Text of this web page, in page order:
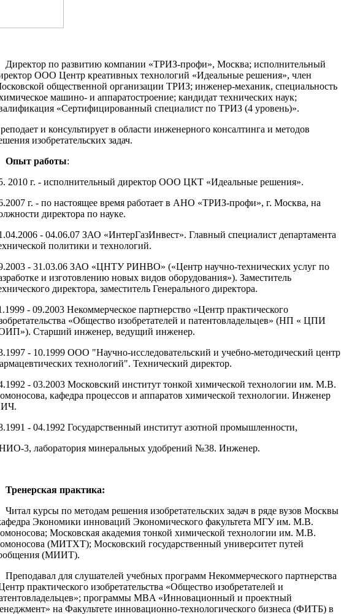
по развитию компании «ТРИЗ-профи», Москва; исполнительный
ООО Центр креативных технологий «Идеальные решения», член
общественной организации ТРИЗ; инженер-механик, специальность
машино- и аппаратостроение; кандидат технических наук;
«Сертифицированный специалист по ТРИЗ (4 уровень)».
и консультирует в области инженерного консалтинга и методов
изобретательских задач.
работы:
2010 г. - исполнительный директор ООО ЦКТ «Идеальные решения».
г. - по настоящее время работает в АНО «ТРИЗ-профи», г. Москва, на
директора по науке.
- 04.06.07 ЗАО «ИнтерГазИнвест». Главный специалист департамента
политики и технологий.
- 31.03.06 ЗАО «ЦНТУ РИНВО» («Центр научно-технических услуг по
и изготовлению новых видов оборудования»). Заместитель
директора, заместитель Генерального директора.
- 09.2003 Некоммерческое партнерство «Центр практического
«Общество изобретателей и патентовладельцев» (НП « ЦПИ
Старший инженер, ведущий инженер.
- 10.1999 ООО "Научно-исследовательский и учебно-методический центр
технологий". Технический директор.
- 03.2003 Московский институт тонкой химической технологии им. М.В.
кафедра процессов и аппаратов химической технологии. Инженер
- 04.1992 Государственный институт азотной промышленности,
3, лаборатория минеральных удобрений №38. Инженер.
практика:
курсы по методам решения изобретательских задач в ряде вузов Москвы
Экономики инноваций Экономического факультета МГУ им. М.В.
Московская академия тонкой химической технологии им. М.В.
(МИТХТ); Московский государственный университет путей
(МИИТ).
для слушателей учебных программ Некоммерческого партнерства
практического изобретательства «Общество изобретателей и
программы MBA «Инновационный и проектный
на Факультете инновационно-технологического бизнеса (ФИТБ) в